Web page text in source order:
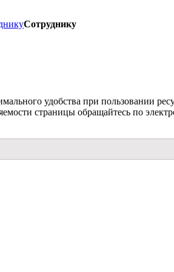
Сотруднику
удобства при пользовании
страницы обращайтесь по